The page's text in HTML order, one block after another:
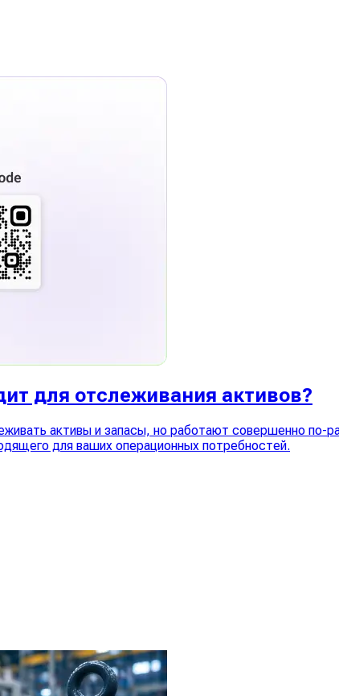
для отслеживания активов?
активы и запасы, но работают совершенно
для ваших операционных потребностей.